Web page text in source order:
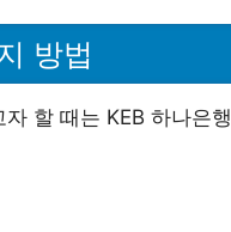
방법
할 때는 KEB 하나은